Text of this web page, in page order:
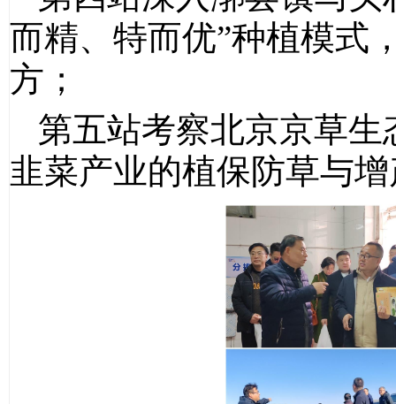
而精、特而优”种植模式
方；
第五站考察北京京草
韭菜产业的植保防草与